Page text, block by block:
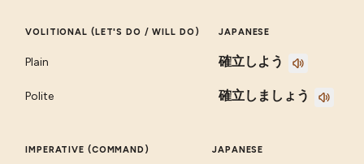
VOLITIONAL (LET'S DO / WILL DO) JAPANESE
Plain 確立しよう
Polite 確立しましょう
IMPERATIVE (COMMAND) JAPANESE